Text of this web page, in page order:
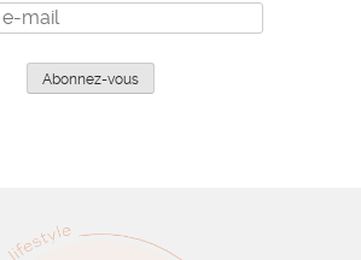
Abonnez-vous